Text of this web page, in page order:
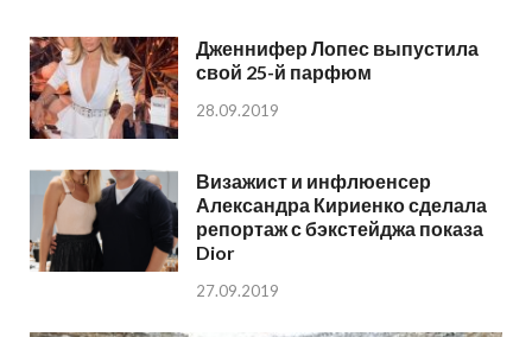
Дженнифер Лопес выпустила
свой 25-й парфюм
28.09.2019
Визажист и инфлюенсер
Александра Кириенко сделала
репортаж с бэкстейджа показа
Dior
27.09.2019